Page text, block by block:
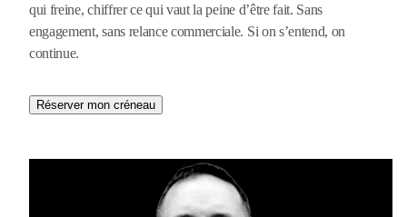
qui freine, chiffrer ce qui vaut la peine d’être fait. Sans
engagement, sans relance commerciale. Si on s’entend, on
continue.
Réserver mon créneau